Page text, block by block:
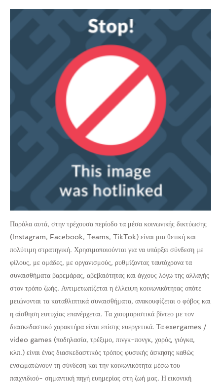
Παρόλα αυτά, στην τρέχουσα περίοδο τα μέσα κοινωνικής δικτύωσης
(Instagram, Facebook, Teams, TikTok) είναι μια θετική και
πολύτιμη στρατηγική. Χρησιμοποιούνται για να υπάρξει σύνδεση με
φίλους, με ομάδες, με οργανισμούς, ρυθμίζοντας ταυτόχρονα τα
συναισθήματα βαρεμάρας, αβεβαιότητας και άγχους λόγω της αλλαγής
στον τρόπο ζωής. Αντιμετωπίζεται η έλλειψη κοινωνικότητας οπότε
μειώνονται τα καταθλιπτικά συναισθήματα, ανακουφίζεται ο φόβος και
η αίσθηση ευτυχίας επανέρχεται. Τα χιουμοριστικά βίντεο με τον
διασκεδαστικό χαρακτήρα είναι επίσης ευεργετικά. Τα exergames /
video games (ποδηλασία, τρέξιμο, πινγκ-πονγκ, χορός, γιόγκα,
κλπ.) είναι ένας διασκεδαστικός τρόπος φυσικής άσκησης καθώς
ενσωματώνουν τη σύνδεση και την κοινωνικότητα μέσω του
παιχνιδιού- σημαντική πηγή ευημερίας στη ζωή μας. Η εικονική